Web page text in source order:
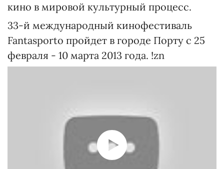
кино в мировой культурный процесс.
33-й международный кинофестиваль
Fantasporto пройдет в городе Порту с 25
февраля - 10 марта 2013 года. !zn